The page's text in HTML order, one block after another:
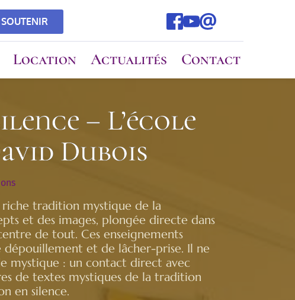
Location Actualités Contact
– L’école
Dubois
tradition mystique de la
et des images, plongée directe dans
de tout. Ces enseignements
et de lâcher-prise. Il ne
mystique : un contact direct avec
de textes mystiques de la tradition
en silence.